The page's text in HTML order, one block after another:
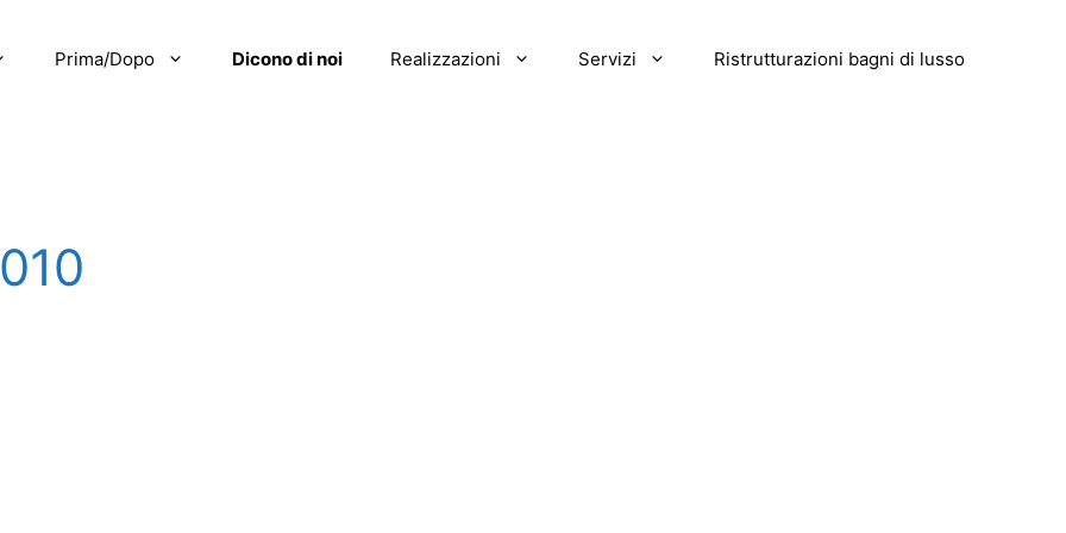
Prima/Dopo Dicono di noi Realizzazioni Servizi Ristrutturazioni bagni di lusso